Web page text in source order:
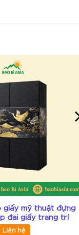
giấy mỹ thuật đựng
đai giấy trang trí
Liên hệ